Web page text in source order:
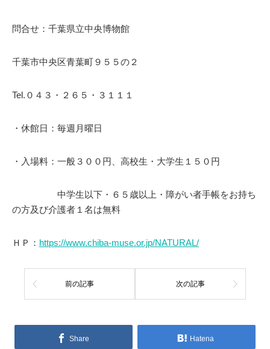
問合せ：千葉県立中央博物館
千葉市中央区青葉町９５５の２
Tel.０４３・２６５・３１１１
・休館日：毎週月曜日
・入場料：一般３００円、高校生・大学生１５０円
中学生以下・６５歳以上・障がい者手帳をお持ち
の方及び介護者１名は無料
ＨＰ： https://www.chiba-muse.or.jp/NATURAL/
前の記事 次の記事
Share Hatena